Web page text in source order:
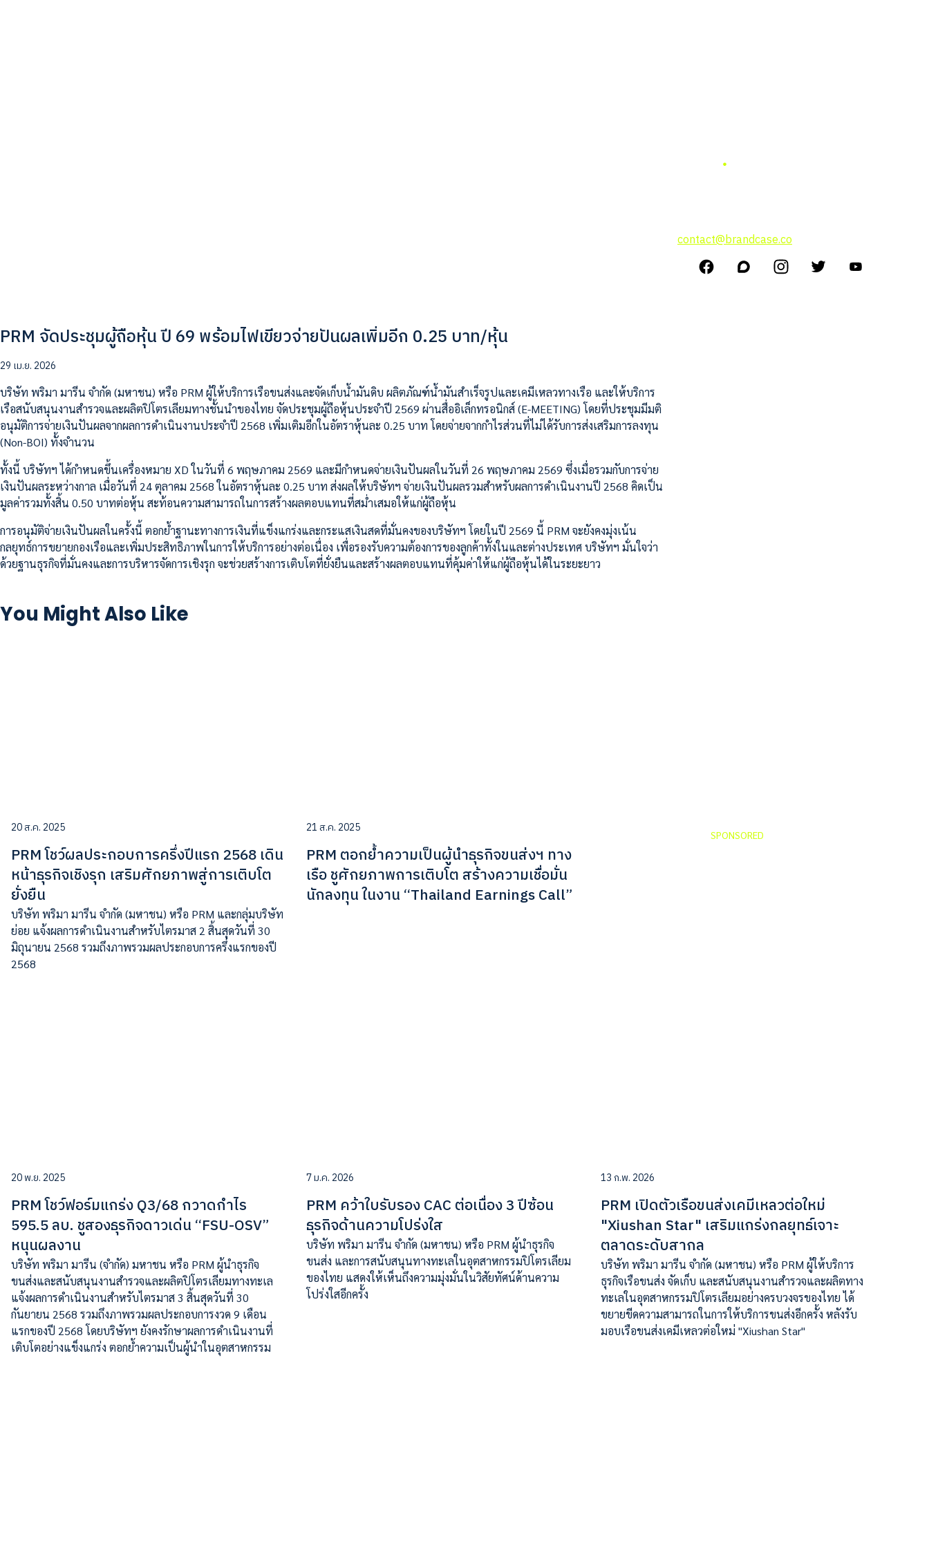
PRM จัดประชุมผู้ถือหุ้น ปี 69 พร้อมไฟเขียวจ่ายปันผลเพิ่มอีก 0.25 บาท/หุ้น
29 เม.ย. 2026
บริษัท พริมา มารีน จำกัด (มหาชน) หรือ PRM ผู้ให้บริการเรือขนส่งและจัดเก็บน้ำมันดิบ ผลิตภัณฑ์น้ำมันสำเร็จรูปและเคมีเหลวทางเรือ และให้บริการ
เรือสนับสนุนงานสำรวจและผลิตปิโตรเลียมทางชั้นนำของไทย จัดประชุมผู้ถือหุ้นประจำปี 2569 ผ่านสื่ออิเล็กทรอนิกส์ (E-MEETING) โดยที่ประชุมมีมติ
อนุมัติการจ่ายเงินปันผลจากผลการดำเนินงานประจำปี 2568 เพิ่มเติมอีกในอัตราหุ้นละ 0.25 บาท โดยจ่ายจากกำไรส่วนที่ไม่ได้รับการส่งเสริมการลงทุน
(Non-BOI) ทั้งจำนวน
ทั้งนี้ บริษัทฯ ได้กำหนดขึ้นเครื่องหมาย XD ในวันที่ 6 พฤษภาคม 2569 และมีกำหนดจ่ายเงินปันผลในวันที่ 26 พฤษภาคม 2569 ซึ่งเมื่อรวมกับการจ่าย
เงินปันผลระหว่างกาล เมื่อวันที่ 24 ตุลาคม 2568 ในอัตราหุ้นละ 0.25 บาท ส่งผลให้บริษัทฯ จ่ายเงินปันผลรวมสำหรับผลการดำเนินงานปี 2568 คิดเป็น
มูลค่ารวมทั้งสิ้น 0.50 บาทต่อหุ้น สะท้อนความสามารถในการสร้างผลตอบแทนที่สม่ำเสมอให้แก่ผู้ถือหุ้น
การอนุมัติจ่ายเงินปันผลในครั้งนี้ ตอกย้ำฐานะทางการเงินที่แข็งแกร่งและกระแสเงินสดที่มั่นคงของบริษัทฯ โดยในปี 2569 นี้ PRM จะยังคงมุ่งเน้น
กลยุทธ์การขยายกองเรือและเพิ่มประสิทธิภาพในการให้บริการอย่างต่อเนื่อง เพื่อรองรับความต้องการของลูกค้าทั้งในและต่างประเทศ บริษัทฯ มั่นใจว่า
ด้วยฐานธุรกิจที่มั่นคงและการบริหารจัดการเชิงรุก จะช่วยสร้างการเติบโตที่ยั่งยืนและสร้างผลตอบแทนที่คุ้มค่าให้แก่ผู้ถือหุ้นได้ในระยะยาว
contact@brandcase.co
You Might Also Like
20 ส.ค. 2025
PRM โชว์ผลประกอบการครึ่งปีแรก 2568 เดิน
หน้าธุรกิจเชิงรุก เสริมศักยภาพสู่การเติบโต
ยั่งยืน
บริษัท พริมา มารีน จำกัด (มหาชน) หรือ PRM และกลุ่มบริษัท
ย่อย แจ้งผลการดำเนินงานสำหรับไตรมาส 2 สิ้นสุดวันที่ 30
มิถุนายน 2568 รวมถึงภาพรวมผลประกอบการครึ่งแรกของปี
2568
21 ส.ค. 2025
PRM ตอกย้ำความเป็นผู้นำธุรกิจขนส่งฯ ทาง
เรือ ชูศักยภาพการเติบโต สร้างความเชื่อมั่น
นักลงทุน ในงาน “Thailand Earnings Call”
SPONSORED
20 พ.ย. 2025
PRM โชว์ฟอร์มแกร่ง Q3/68 กวาดกำไร
595.5 ลบ. ชูสองธุรกิจดาวเด่น “FSU-OSV”
หนุนผลงาน
บริษัท พริมา มารีน (จำกัด) มหาชน หรือ PRM ผู้นำธุรกิจ
ขนส่งและสนับสนุนงานสำรวจและผลิตปิโตรเลียมทางทะเล
แจ้งผลการดำเนินงานสำหรับไตรมาส 3 สิ้นสุดวันที่ 30
กันยายน 2568 รวมถึงภาพรวมผลประกอบการงวด 9 เดือน
แรกของปี 2568 โดยบริษัทฯ​ ยังคงรักษาผลการดำเนินงานที่
เติบโตอย่างแข็งแกร่ง ตอกย้ำความเป็นผู้นำในอุตสาหกรรม
7 ม.ค. 2026
PRM คว้าใบรับรอง CAC ต่อเนื่อง 3 ปีซ้อน
ธุรกิจด้านความโปร่งใส
บริษัท พริมา มารีน จำกัด (มหาชน) หรือ PRM ผู้นำธุรกิจ
ขนส่ง และการสนับสนุนทางทะเลในอุตสาหกรรมปิโตรเลียม
ของไทย แสดงให้เห็นถึงความมุ่งมั่นในวิสัยทัศน์ด้านความ
โปร่งใสอีกครั้ง
13 ก.พ. 2026
PRM เปิดตัวเรือขนส่งเคมีเหลวต่อใหม่
"Xiushan Star" เสริมแกร่งกลยุทธ์เจาะ
ตลาดระดับสากล
บริษัท พริมา มารีน จำกัด (มหาชน) หรือ PRM ผู้ให้บริการ
ธุรกิจเรือขนส่ง จัดเก็บ และสนับสนุนงานสำรวจและผลิตทาง
ทะเลในอุตสาหกรรมปิโตรเลียมอย่างครบวงจรของไทย ได้
ขยายขีดความสามารถในการให้บริการขนส่งอีกครั้ง หลังรับ
มอบเรือขนส่งเคมีเหลวต่อใหม่ "Xiushan Star"